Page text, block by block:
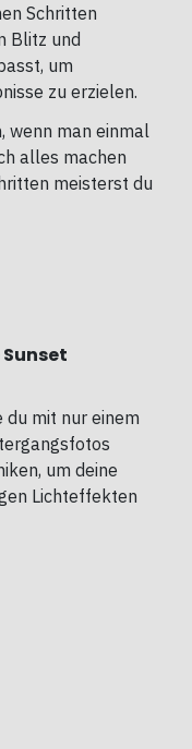
Schritten
Blitz und
um
zu erzielen.
wenn man einmal
alles machen
meisterst du
du mit nur einem
um deine
Lichteffekten